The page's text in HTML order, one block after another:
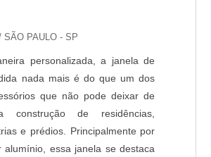
SÃO PAULO - SP
personalizada, a janela de
nada mais é do que um dos
que não pode deixar de
de residências,
e prédios. Principalmente por
alumínio, essa janela se destaca